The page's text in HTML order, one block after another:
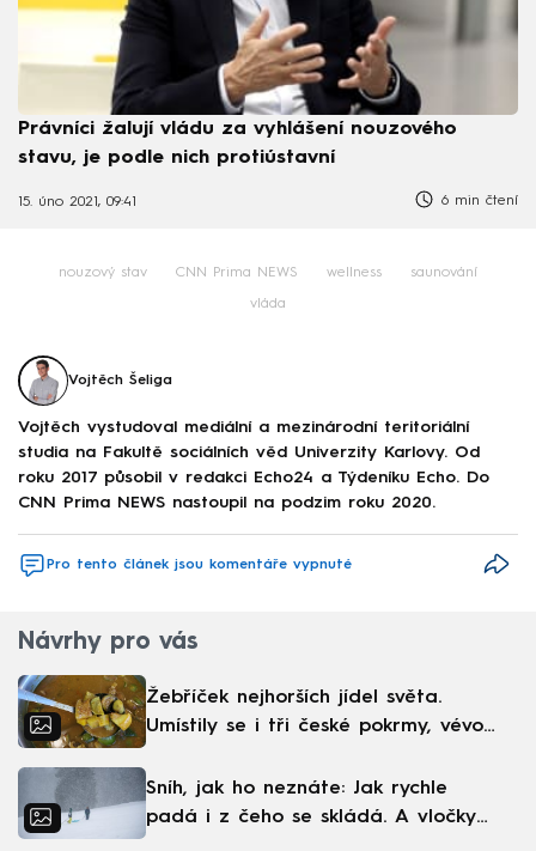
Právníci žalují vládu za vyhlášení nouzového
stavu, je podle nich protiústavní
15. úno 2021, 09:41 6 min čtení
nouzový stav CNN Prima NEWS wellness saunování
vláda
Vojtěch Šeliga
Vojtěch vystudoval mediální a mezinárodní teritoriální
studia na Fakultě sociálních věd Univerzity Karlovy. Od
roku 2017 působil v redakci Echo24 a Týdeníku Echo. Do
CNN Prima NEWS nastoupil na podzim roku 2020.
Pro tento článek jsou komentáře vypnuté
Návrhy pro vás
Žebříček nejhorších jídel světa.
Umístily se i tři české pokrmy, vévodí
Sníh, jak ho neznáte: Jak rychle
padá i z čeho se skládá. A vločky